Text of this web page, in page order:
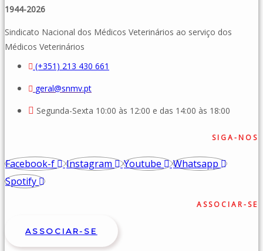
1944-2026
Sindicato Nacional dos Médicos Veterinários ao serviço dos
Médicos Veterinários
(+351) 213 430 661
geral@snmv.pt
Segunda-Sexta 10:00 às 12:00 e das 14:00 às 18:00
SIGA-NOS
Facebook-f Instagram Youtube
Whatsapp
Spotify
ASSOCIAR-SE
ASSOCIAR-SE